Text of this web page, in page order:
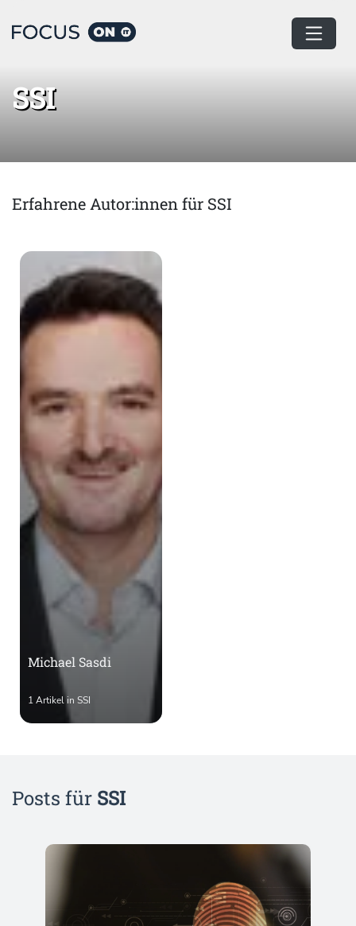
Home SSI
SSI
Erfahrene Autor:innen für SSI
Michael Sasdi
1 Artikel in SSI
Posts für SSI